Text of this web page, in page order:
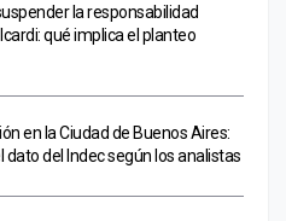
la responsabilidad
qué implica el planteo
en la Ciudad de Buenos Aires:
dato del Indec según los analistas